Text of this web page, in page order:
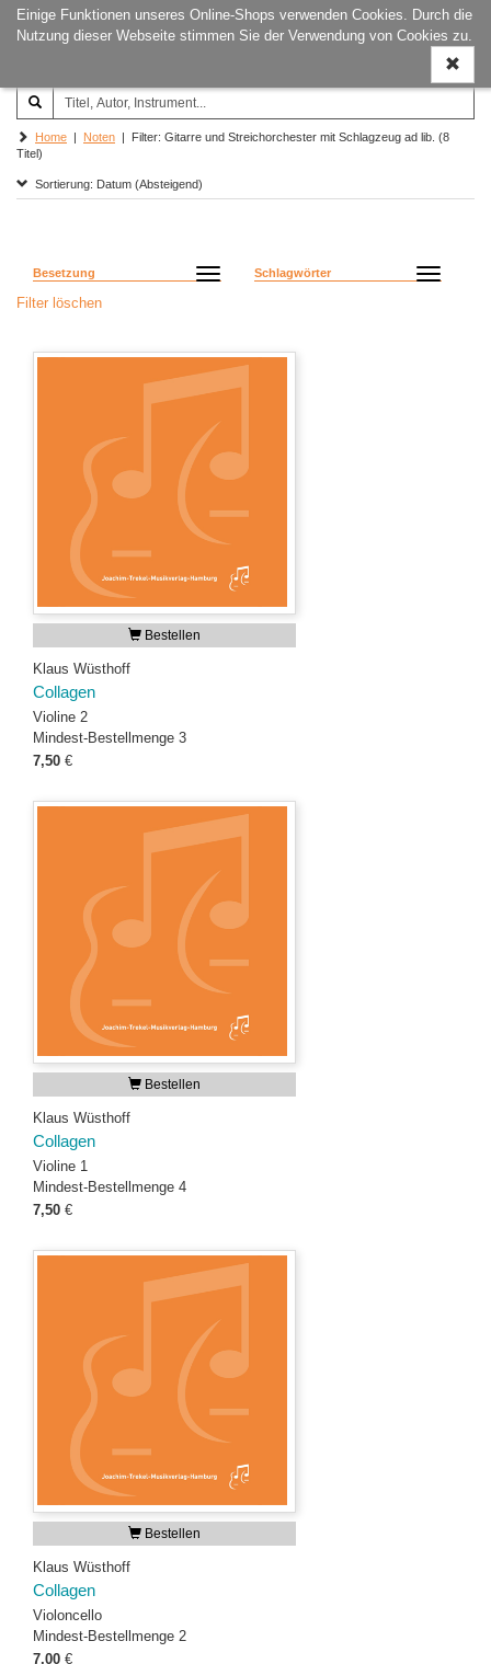
Einige Funktionen unseres Online-Shops verwenden Cookies. Durch die
Nutzung dieser Webseite stimmen Sie der Verwendung von Cookies zu.
ein-/
Joachim‐Trekel‐Musikverlag,
Hamburg
Home | Noten | Filter: Gitarre und Streichorchester mit Schlagzeug ad lib. (8
Titel)
Sortierung: Datum (Absteigend)
Besetzung Schlagwörter
Filter löschen
Bestellen
Klaus Wüsthoff
Collagen
Violine 2
Mindest-Bestellmenge 3
7,50 €
Bestellen
Klaus Wüsthoff
Collagen
Violine 1
Mindest-Bestellmenge 4
7,50 €
Bestellen
Klaus Wüsthoff
Collagen
Violoncello
Mindest-Bestellmenge 2
7,00 €